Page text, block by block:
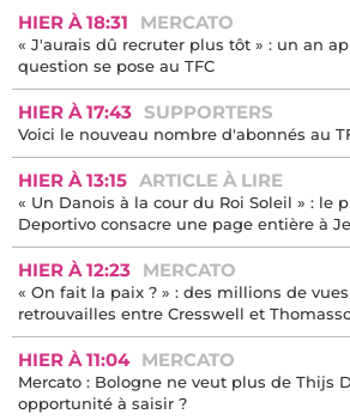
HIER À 18:31 MERCATO
« J'aurais dû recruter plus tôt » : un an
question se pose au TFC
HIER À 17:43 SUPPORTERS
Voici le nouveau nombre d'abonnés au
HIER À 13:15 ARTICLE À LIRE
« Un Danois à la cour du Roi Soleil » : le
Deportivo consacre une page entière à
HIER À 12:23 MERCATO
« On fait la paix ? » : des millions de
retrouvailles entre Cresswell et
HIER À 11:04 MERCATO
Mercato : Bologne ne veut plus de Thijs
opportunité à saisir ?